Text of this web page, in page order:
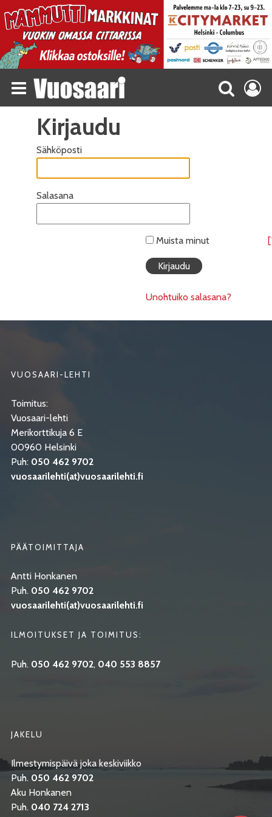
Kirjaudu
Sähköposti
Salasana
Muista minut
Unohtuiko salasana?
VUOSAARI-LEHTI
Toimitus:
Vuosaari-lehti
Merikorttikuja 6 E
00960 Helsinki
Puh: 050 462 9702
vuosaarilehti(at)vuosaarilehti.fi
PÄÄTOIMITTAJA
Antti Honkanen
Puh. 050 462 9702
vuosaarilehti(at)vuosaarilehti.fi
ILMOITUKSET JA TOIMITUS:
Puh. 050 462 9702, 040 553 8857
JAKELU
Ilmestymispäivä joka keskiviikko
Puh. 050 462 9702
Aku Honkanen
Puh. 040 724 2713